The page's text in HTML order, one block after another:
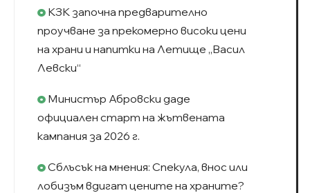
КЗК започна предварително
проучване за прекомерно високи цени
на храни и напитки на Летище „Васил
Левски“
Министър Абровски даде
официален старт на жътвената
кампания за 2026 г.
Сблъсък на мнения: Спекула, внос или
лобизъм вдигат цените на храните?